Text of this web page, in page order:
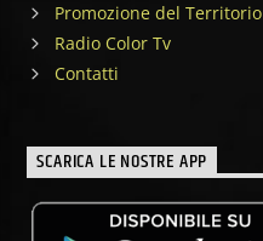
Promozione del Territorio
Radio Color Tv
Contatti
SCARICA LE NOSTRE APP